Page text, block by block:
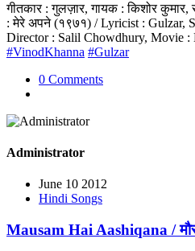
गीतकार : गुलज़ार, गायक : किशोर
: मेरे अपने (१९७१) / Lyricist : Gulzar,
Director : Salil Chowdhury, Movie :
#VinodKhanna #Gulzar
0 Comments
Administrator
June 10 2012
Hindi Songs
Mausam Hai Aashiqana /